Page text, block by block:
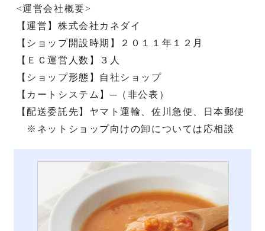
<運営会社概要>
【運営】株式会社カネダイ
【ショップ開設時期】２０１１年１２月
【ＥＣ運営人数】３人
【ショップ形態】自社ショップ
【カートシステム】─（非公表）
【配送委託先】ヤマト運輸、佐川急便、日本郵便
※ネットショップ向けの卸については応相談